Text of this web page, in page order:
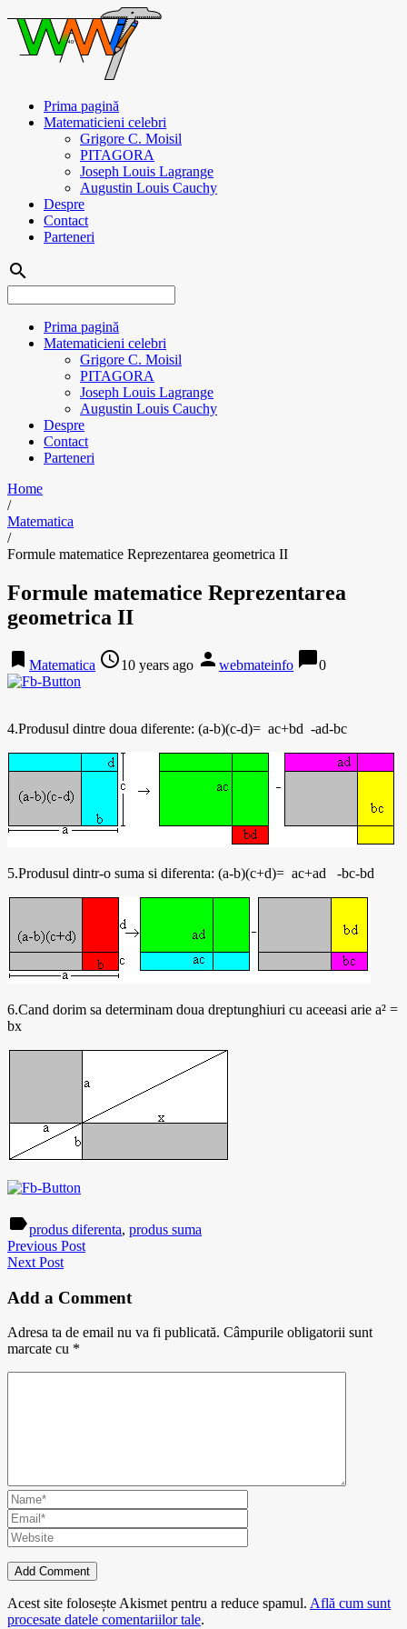
Prima pagină
Matematicieni celebri
Grigore C. Moisil
PITAGORA
Joseph Louis Lagrange
Augustin Louis Cauchy
Despre
Contact
Parteneri
search
Prima pagină
Matematicieni celebri
Grigore C. Moisil
PITAGORA
Joseph Louis Lagrange
Augustin Louis Cauchy
Despre
Contact
Parteneri
Home
/
Matematica
/
Formule matematice Reprezentarea geometrica II
Formule matematice Reprezentarea
geometrica II
bookmark Matematica access_time10 years ago person webmateinfo chat_bubble0
4.Produsul dintre doua diferente: (a-b)(c-d)= ac+bd -ad-bc
5.Produsul dintr-o suma si diferenta: (a-b)(c+d)= ac+ad -bc-bd
6.Cand dorim sa determinam doua dreptunghiuri cu aceeasi arie a² =
bx
labelprodus diferenta, produs suma
Previous Post
Next Post
Add a Comment
Adresa ta de email nu va fi publicată. Câmpurile obligatorii sunt
marcate cu *
Acest site folosește Akismet pentru a reduce spamul. Află cum sunt
procesate datele comentariilor tale.